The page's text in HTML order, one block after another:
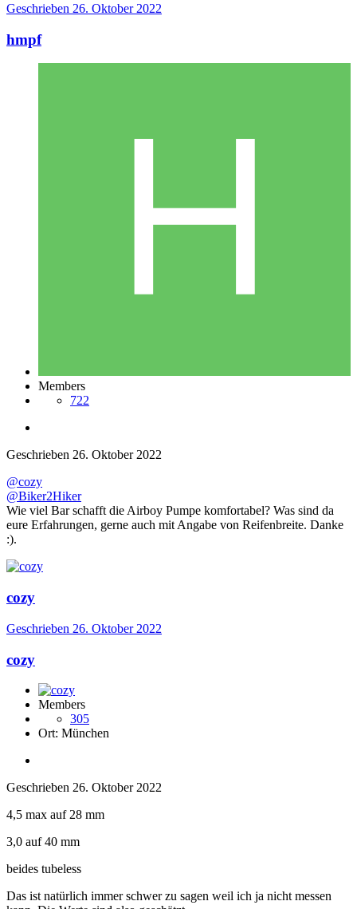
Geschrieben 26. Oktober 2022
hmpf
Members
722
Geschrieben 26. Oktober 2022
@cozy
@Biker2Hiker
Wie viel Bar schafft die Airboy Pumpe komfortabel? Was sind da
eure Erfahrungen, gerne auch mit Angabe von Reifenbreite. Danke
:).
cozy
Geschrieben 26. Oktober 2022
cozy
Members
305
Ort: München
Geschrieben 26. Oktober 2022
4,5 max auf 28 mm
3,0 auf 40 mm
beides tubeless
Das ist natürlich immer schwer zu sagen weil ich ja nicht messen